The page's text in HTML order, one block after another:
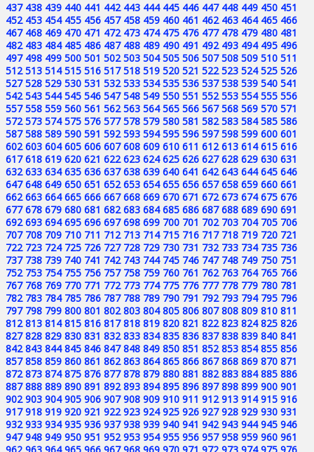
437 438 439 440 441 442 443 444 445 446 447 448 449 450 451
452 453 454 455 456 457 458 459 460 461 462 463 464 465 466
467 468 469 470 471 472 473 474 475 476 477 478 479 480 481
482 483 484 485 486 487 488 489 490 491 492 493 494 495 496
497 498 499 500 501 502 503 504 505 506 507 508 509 510 511
512 513 514 515 516 517 518 519 520 521 522 523 524 525 526
527 528 529 530 531 532 533 534 535 536 537 538 539 540 541
542 543 544 545 546 547 548 549 550 551 552 553 554 555 556
557 558 559 560 561 562 563 564 565 566 567 568 569 570 571
572 573 574 575 576 577 578 579 580 581 582 583 584 585 586
587 588 589 590 591 592 593 594 595 596 597 598 599 600 601
602 603 604 605 606 607 608 609 610 611 612 613 614 615 616
617 618 619 620 621 622 623 624 625 626 627 628 629 630 631
632 633 634 635 636 637 638 639 640 641 642 643 644 645 646
647 648 649 650 651 652 653 654 655 656 657 658 659 660 661
662 663 664 665 666 667 668 669 670 671 672 673 674 675 676
677 678 679 680 681 682 683 684 685 686 687 688 689 690 691
692 693 694 695 696 697 698 699 700 701 702 703 704 705 706
707 708 709 710 711 712 713 714 715 716 717 718 719 720 721
722 723 724 725 726 727 728 729 730 731 732 733 734 735 736
737 738 739 740 741 742 743 744 745 746 747 748 749 750 751
752 753 754 755 756 757 758 759 760 761 762 763 764 765 766
767 768 769 770 771 772 773 774 775 776 777 778 779 780 781
782 783 784 785 786 787 788 789 790 791 792 793 794 795 796
797 798 799 800 801 802 803 804 805 806 807 808 809 810 811
812 813 814 815 816 817 818 819 820 821 822 823 824 825 826
827 828 829 830 831 832 833 834 835 836 837 838 839 840 841
842 843 844 845 846 847 848 849 850 851 852 853 854 855 856
857 858 859 860 861 862 863 864 865 866 867 868 869 870 871
872 873 874 875 876 877 878 879 880 881 882 883 884 885 886
887 888 889 890 891 892 893 894 895 896 897 898 899 900 901
902 903 904 905 906 907 908 909 910 911 912 913 914 915 916
917 918 919 920 921 922 923 924 925 926 927 928 929 930 931
932 933 934 935 936 937 938 939 940 941 942 943 944 945 946
947 948 949 950 951 952 953 954 955 956 957 958 959 960 961